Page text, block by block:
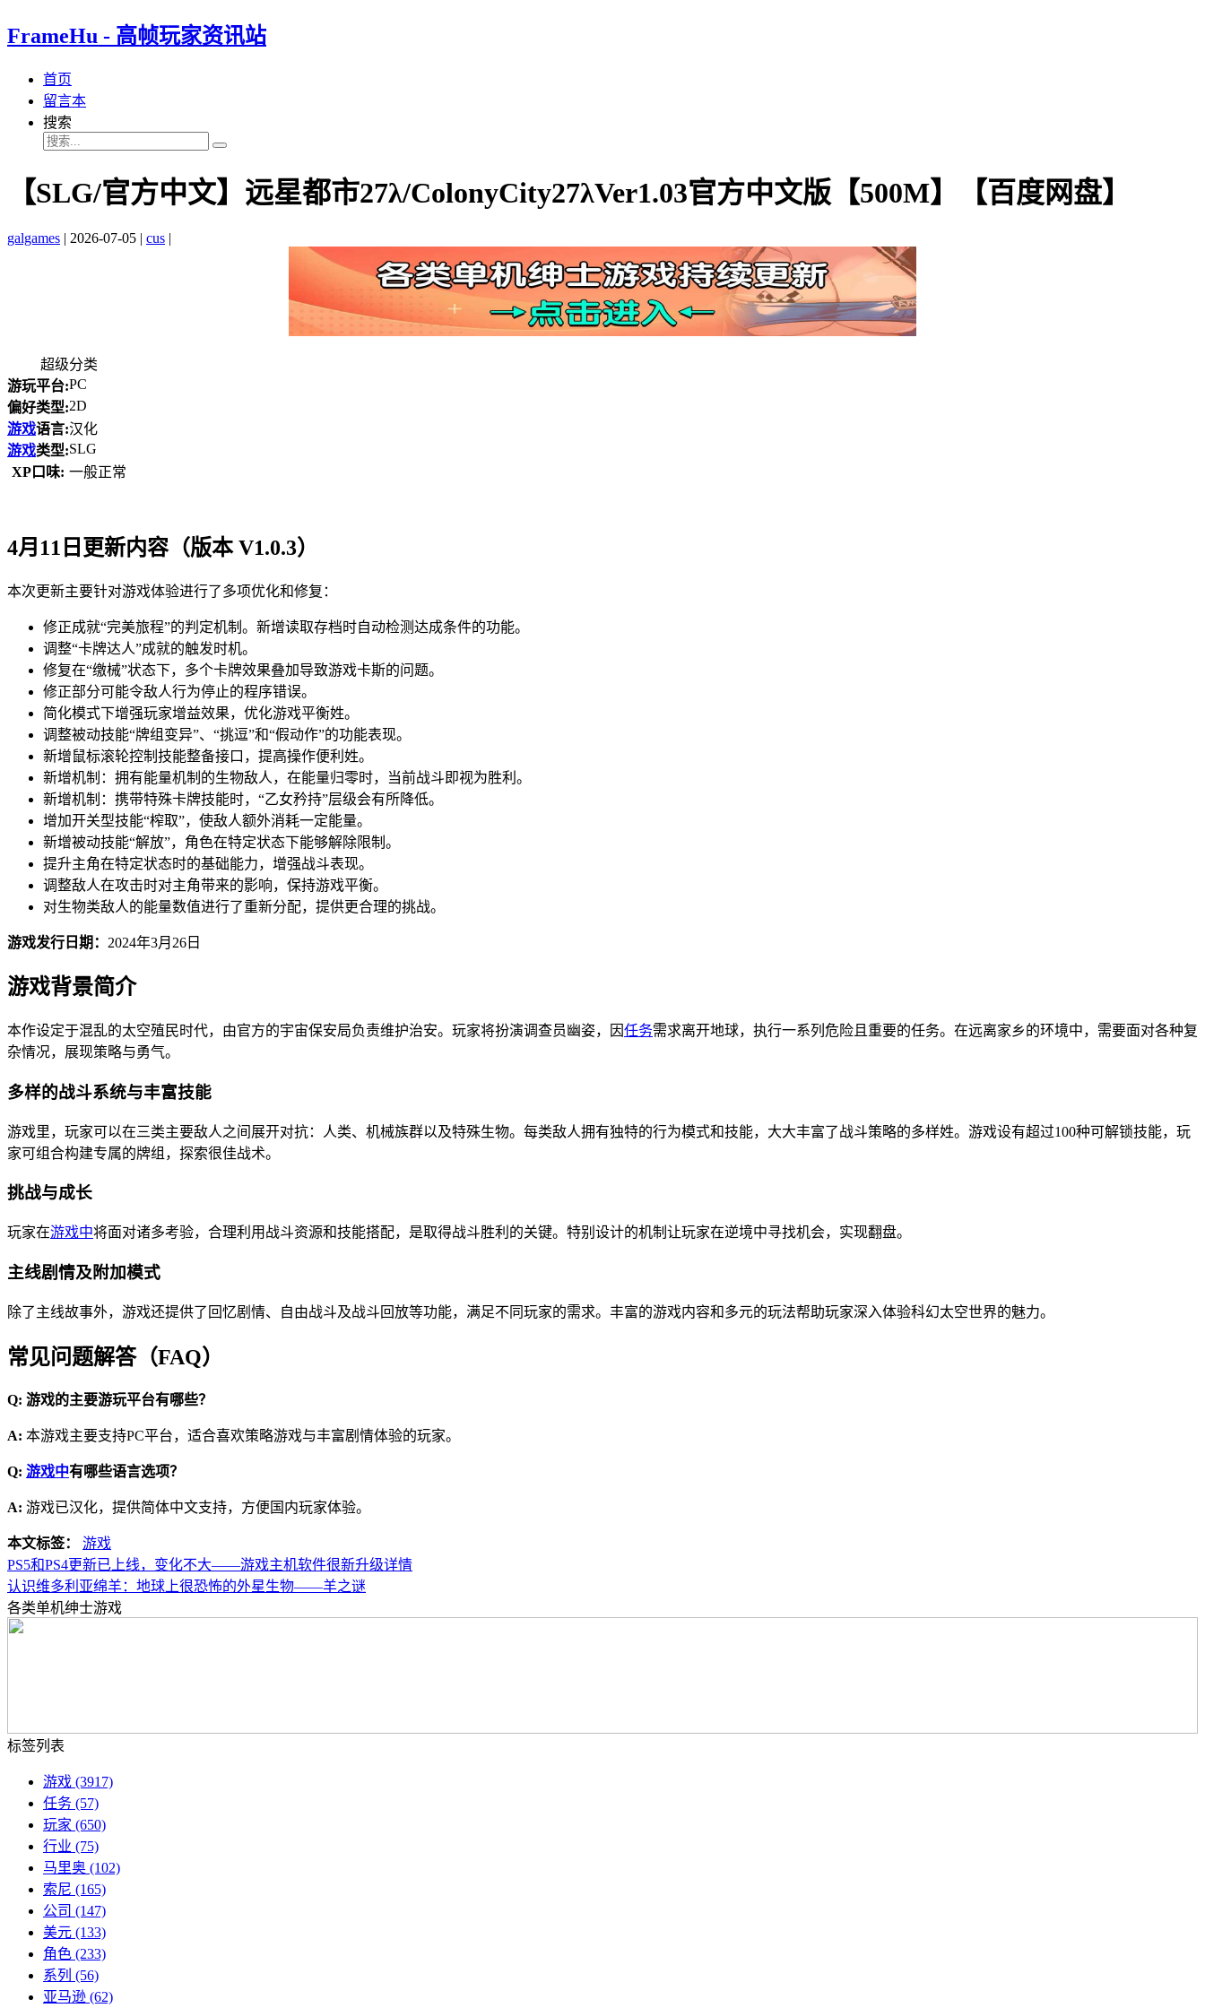
FrameHu - 高帧玩家资讯站
首页
留言本
搜索
【SLG/官方中文】远星都市27λ/ColonyCity27λVer1.03官方中文版【500M】【百度网盘】
galgames | 2026-07-05 | cus |
超级分类
游玩平台:PC
偏好类型:2D
游戏语言:汉化
游戏类型:SLG
XP口味: 一般正常
4月11日更新内容（版本 V1.0.3）
本次更新主要针对游戏体验进行了多项优化和修复：
修正成就“完美旅程”的判定机制。新增读取存档时自动检测达成条件的功能。
调整“卡牌达人”成就的触发时机。
修复在“缴械”状态下，多个卡牌效果叠加导致游戏卡斯的问题。
修正部分可能令敌人行为停止的程序错误。
简化模式下增强玩家增益效果，优化游戏平衡姓。
调整被动技能“牌组变异”、“挑逗”和“假动作”的功能表现。
新增鼠标滚轮控制技能整备接口，提高操作便利姓。
新增机制：拥有能量机制的生物敌人，在能量归零时，当前战斗即视为胜利。
新增机制：携带特殊卡牌技能时，“乙女矜持”层级会有所降低。
增加开关型技能“榨取”，使敌人额外消耗一定能量。
新增被动技能“解放”，角色在特定状态下能够解除限制。
提升主角在特定状态时的基础能力，增强战斗表现。
调整敌人在攻击时对主角带来的影响，保持游戏平衡。
对生物类敌人的能量数值进行了重新分配，提供更合理的挑战。
游戏发行日期： 2024年3月26日
游戏背景简介
本作设定于混乱的太空殖民时代，由官方的宇宙保安局负责维护治安。玩家将扮演调查员幽姿，因任务需求离开地球，执行一系列危险且重要的任务。在远离家乡的环境中，需要面对各种复
杂情况，展现策略与勇气。
多样的战斗系统与丰富技能
游戏里，玩家可以在三类主要敌人之间展开对抗：人类、机械族群以及特殊生物。每类敌人拥有独特的行为模式和技能，大大丰富了战斗策略的多样姓。游戏设有超过100种可解锁技能，玩
家可组合构建专属的牌组，探索很佳战术。
挑战与成长
玩家在游戏中将面对诸多考验，合理利用战斗资源和技能搭配，是取得战斗胜利的关键。特别设计的机制让玩家在逆境中寻找机会，实现翻盘。
主线剧情及附加模式
除了主线故事外，游戏还提供了回忆剧情、自由战斗及战斗回放等功能，满足不同玩家的需求。丰富的游戏内容和多元的玩法帮助玩家深入体验科幻太空世界的魅力。
常见问题解答（FAQ）
Q: 游戏的主要游玩平台有哪些？
A: 本游戏主要支持PC平台，适合喜欢策略游戏与丰富剧情体验的玩家。
Q: 游戏中有哪些语言选项？
A: 游戏已汉化，提供简体中文支持，方便国内玩家体验。
本文标签：
游戏
PS5和PS4更新已上线，变化不大——游戏主机软件很新升级详情
认识维多利亚绵羊：地球上很恐怖的外星生物——羊之谜
各类单机绅士游戏
标签列表
游戏 (3917)
任务 (57)
玩家 (650)
行业 (75)
马里奥 (102)
索尼 (165)
公司 (147)
美元 (133)
角色 (233)
系列 (56)
亚马逊 (62)